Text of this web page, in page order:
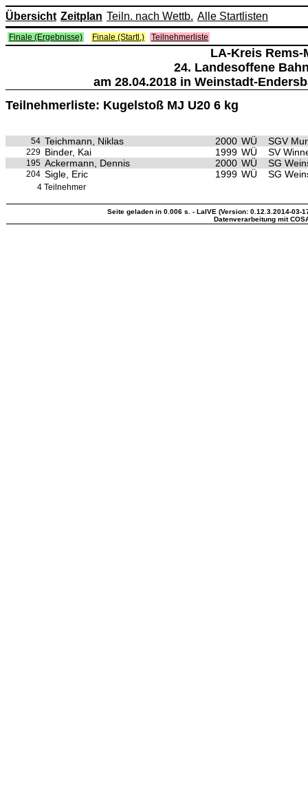
Übersicht Zeitplan Teiln. nach Wettb. Alle Startlisten
Finale (Ergebnisse) Finale (Startl.) Teilnehmerliste
LA-Kreis Rems-
24. Landesoffene
am 28.04.2018 in Weinstadt-
Teilnehmerliste: Kugelstoß MJ U20 6 kg
54 Teichmann, Niklas 2000 WÜ SGV
229 Binder, Kai 1999 WÜ SV
195 Ackermann, Dennis 2000 WÜ SG
204 Sigle, Eric 1999 WÜ SG
4 Teilnehmer
Seite geladen in 0.006 s. - LaIVE (Version: 0.12.3.2014-03-
Datenverarbeitung mit